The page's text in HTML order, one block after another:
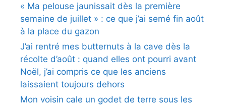
« Ma pelouse jaunissait dès la première
semaine de juillet » : ce que j’ai semé fin août
à la place du gazon
J’ai rentré mes butternuts à la cave dès la
récolte d’août : quand elles ont pourri avant
Noël, j’ai compris ce que les anciens
laissaient toujours dehors
Mon voisin cale un godet de terre sous les